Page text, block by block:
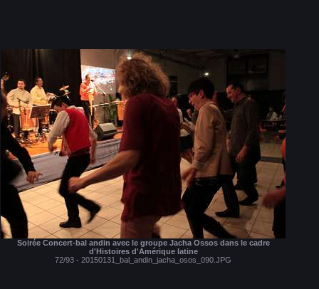
Soirée Concert-bal andin avec le groupe Jacha Ossos dans le cadre
d'Histoires d'Amérique latine
72/93 - 20150131_bal_andin_jacha_osos_090.JPG